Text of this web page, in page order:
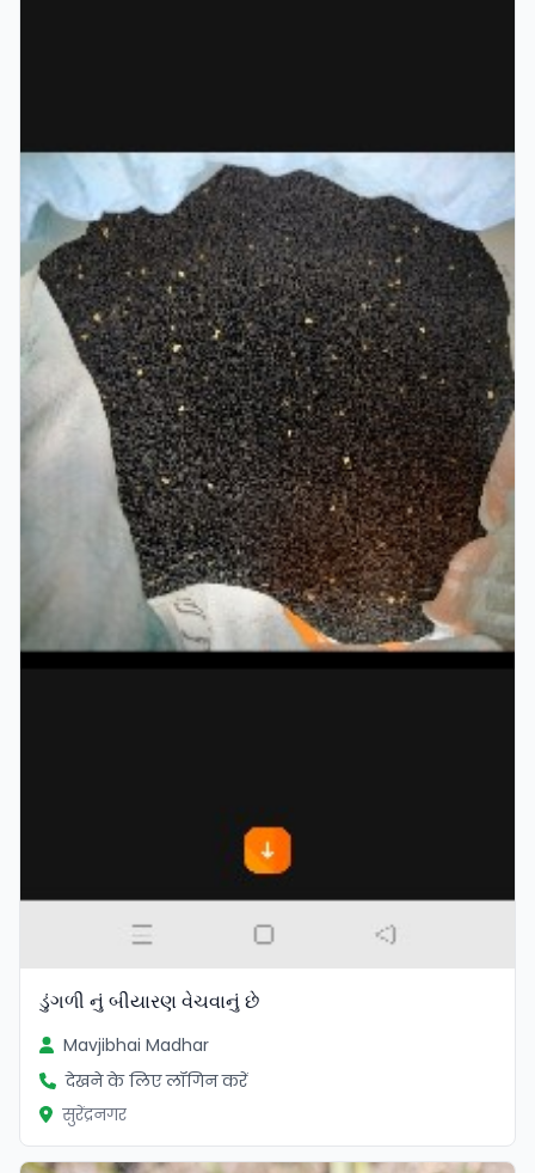
ડુંગળી નું બીયારણ વેચવાનું છે
Mavjibhai Madhar
देखने के लिए लॉगिन करें
सुरेंद्रनगर